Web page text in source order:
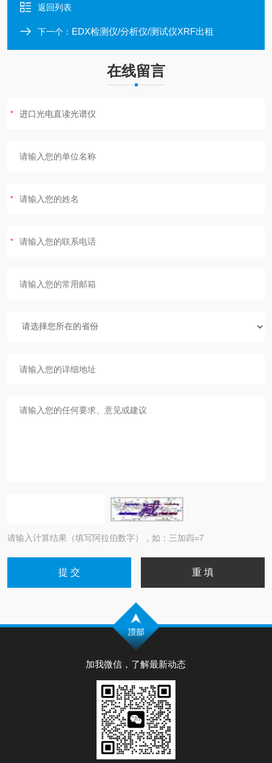
返回列表
下一个： EDX检测仪/分析仪/测试仪XRF出租
在线留言
请输入计算结果（填写阿拉伯数字），如：三加四=7
加我微信，了解最新动态